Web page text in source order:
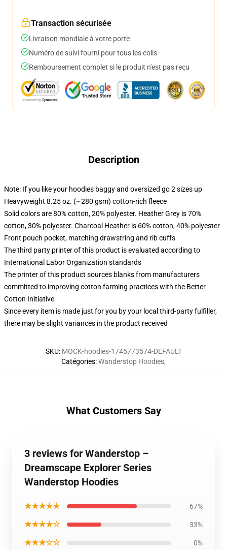
Transaction sécurisée
Livraison mondiale à votre porte
Numéro de suivi fourni pour tous les colis
Remboursement complet si le produit n'est pas reçu
Description
Note: If you like your hoodies baggy and oversized go 2 sizes up
Heavyweight 8.25 oz. (~280 gsm) cotton-rich fleece
Solid colors are 80% cotton, 20% polyester. Heather Grey is 70%
cotton, 30% polyester. Charcoal Heather is 60% cotton, 40% polyester
Front pouch pocket, matching drawstring and rib cuffs
The third party printer of this product is evaluated according to
International Labor Organization standards
The printer of this product sources blanks from manufacturers
committed to improving cotton farming practices with the Better
Cotton Initiative
Since every item is made just for you by your local third-party fulfiller,
there may be slight variances in the product received
SKU: MOCK-hoodies-1745773574-DEFAULT
Catégories:Wanderstop Hoodies,
What Customers Say
3 reviews for Wanderstop –
Dreamscape Explorer Series
Wanderstop Hoodies
★★★★★ 67%
★★★★☆ 33%
★★★☆☆ 0%